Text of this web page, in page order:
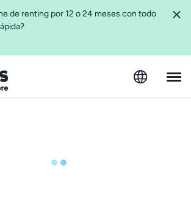
de renting por 12 o 24 meses con todo